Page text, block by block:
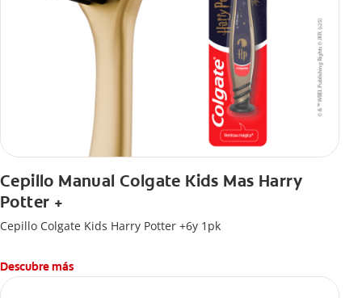
Cepillo Manual Colgate Kids Mas Harry
Potter +
Cepillo Colgate Kids Harry Potter +6y 1pk
Descubre más